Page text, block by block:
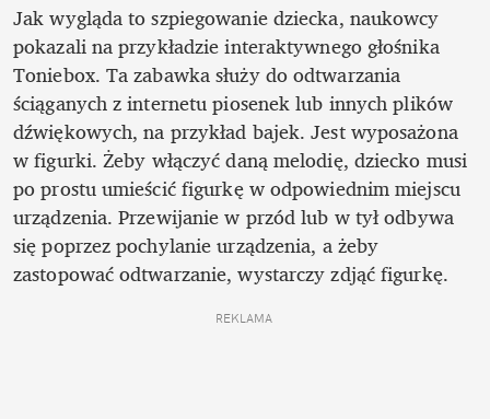
Jak wygląda to szpiegowanie dziecka, naukowcy
pokazali na przykładzie interaktywnego głośnika
Toniebox. Ta zabawka służy do odtwarzania
ściąganych z internetu piosenek lub innych plików
dźwiękowych, na przykład bajek. Jest wyposażona
w figurki. Żeby włączyć daną melodię, dziecko musi
po prostu umieścić figurkę w odpowiednim miejscu
urządzenia. Przewijanie w przód lub w tył odbywa
się poprzez pochylanie urządzenia, a żeby
zastopować odtwarzanie, wystarczy zdjąć figurkę.
REKLAMA